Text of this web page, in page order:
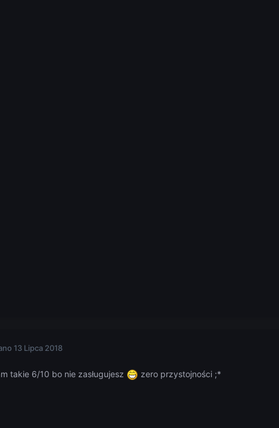
13 Lipca 2018
takie 6/10 bo nie zasługujesz zero przystojności ;*